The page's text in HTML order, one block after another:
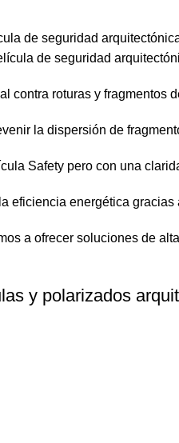
de seguridad
contra roturas y fragmentos
la dispersión de
Safety pero con una
eficiencia energética
a ofrecer soluciones de
y polarizados